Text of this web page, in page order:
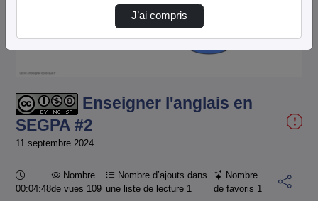
Lire
la
Enseigner l'anglais en
SEGPA #2
11 septembre 2024
Durée :
00:04:48
Nombre
de vues 109
Nombre d’ajouts dans
une liste de lecture 1
Nombre
de favoris 1
J’ai compris